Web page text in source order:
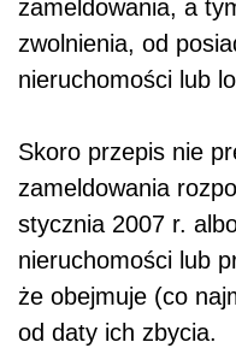
zameldowania, a
zwolnienia, od
nieruchomości lub
Skoro przepis nie
zameldowania
stycznia 2007 r.
nieruchomości lub
że obejmuje (co
od daty ich zbycia.